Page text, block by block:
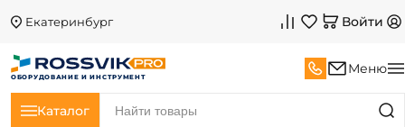
Екатеринбург Войти
ОБОРУДОВАНИЕ И ИНСТРУМЕНТ
Меню
Каталог